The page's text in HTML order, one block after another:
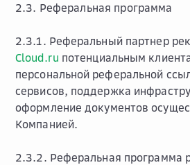
2.3. Реферальная программа
2.3.1. Реферальный партнер
Cloud.ru потенциальным
персональной реферальной
сервисов, поддержка
оформление документов
Компанией.
2.3.2. Реферальная программа